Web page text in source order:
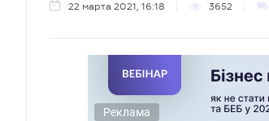
22 марта 2021, 16:18 3652
Реклама